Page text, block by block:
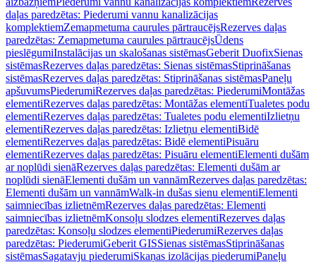
daļas paredzētas: Piederumi vannu kanalizācijas
komplektiemZemapmetuma caurules pārtraucējsRezerves daļas
paredzētas: Zemapmetuma caurules pārtraucējsŪdens
pieslēgumiInstalācijas un skalošanas sistēmasGeberit DuofixSienas
sistēmasRezerves daļas paredzētas: Sienas sistēmasStiprināšanas
sistēmasRezerves daļas paredzētas: Stiprināšanas sistēmasPaneļu
apšuvumsPiederumiRezerves daļas paredzētas: PiederumiMontāžas
elementiRezerves daļas paredzētas: Montāžas elementiTualetes podu
elementiRezerves daļas paredzētas: Tualetes podu elementiIzlietņu
elementiRezerves daļas paredzētas: Izlietņu elementiBidē
elementiRezerves daļas paredzētas: Bidē elementiPisuāru
elementiRezerves daļas paredzētas: Pisuāru elementiElementi dušām
ar noplūdi sienāRezerves daļas paredzētas: Elementi dušām ar
noplūdi sienāElementi dušām un vannāmRezerves daļas paredzētas:
Elementi dušām un vannāmWalk-in dušas sienu elementiElementi
saimniecības izlietnēmRezerves daļas paredzētas: Elementi
saimniecības izlietnēmKonsoļu slodzes elementiRezerves daļas
paredzētas: Konsoļu slodzes elementiPiederumiRezerves daļas
paredzētas: PiederumiGeberit GISSienas sistēmasStiprināšanas
sistēmasSagatavju piederumiSkaņas izolācijas piederumiPaneļu